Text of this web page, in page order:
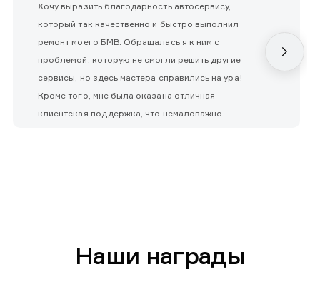
Хочу выразить благодарность автосервису,
который так качественно и быстро выполнил
ремонт моего БМВ. Обращалась я к ним с
проблемой, которую не смогли решить другие
сервисы, но здесь мастера справились на ура!
Кроме того, мне была оказана отличная
клиентская поддержка, что немаловажно.
Наши награды